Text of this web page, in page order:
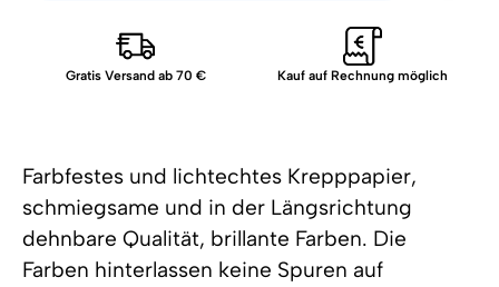
Farbfestes und lichtechtes Krepppapier,
schmiegsame und in der Längsrichtung
dehnbare Qualität, brillante Farben. Die
Farben hinterlassen keine Spuren auf
Gratis Versand ab 70 € Kauf auf Rechnung möglich